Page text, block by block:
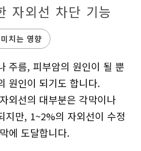
자외선 차단 기능
치는 영향
주름, 피부암의 원인이 될 뿐
원인이 되기도 합니다.
외선의 대부분은 각막이나
지만, 1~2%의 자외선이 수정
에 도달합니다.